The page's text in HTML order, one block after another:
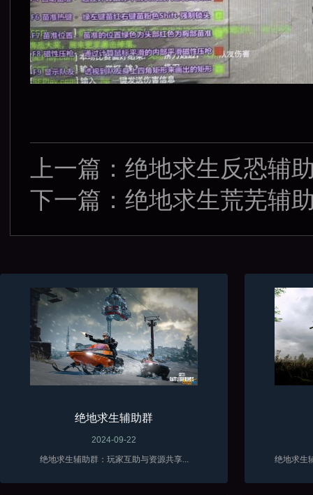
上一篇： 绝地求生反恐辅
下一篇： 绝地求生荒芜辅
绝地求生辅助群
2024-09-22
绝地求生辅助群：玩家互助与资源共享...
绝地求生